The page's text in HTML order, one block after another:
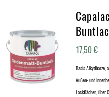
17,50€
Basis Alkydharze,
Außen- und
Lackflächen, über